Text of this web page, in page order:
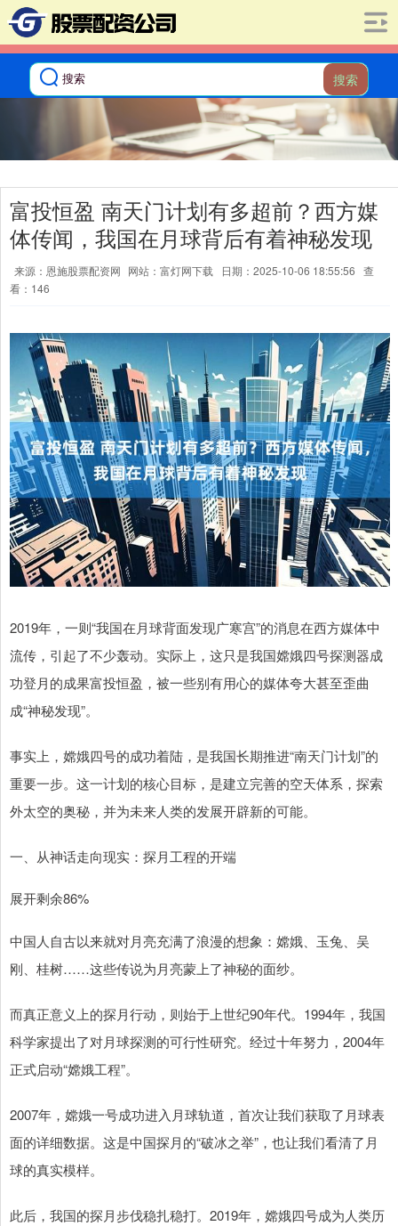
搜索
富投恒盈 南天门计划有多超前？西方媒
体传闻，我国在月球背后有着神秘发现
来源：恩施股票配资网 网站：富灯网下载 日期：2025-10-06 18:55:56 查
看：146
2019年，一则“我国在月球背面发现广寒宫”的消息在西方媒体中
流传，引起了不少轰动。实际上，这只是我国嫦娥四号探测器成
功登月的成果富投恒盈，被一些别有用心的媒体夸大甚至歪曲
成“神秘发现”。
事实上，嫦娥四号的成功着陆，是我国长期推进“南天门计划”的
重要一步。这一计划的核心目标，是建立完善的空天体系，探索
外太空的奥秘，并为未来人类的发展开辟新的可能。
一、从神话走向现实：探月工程的开端
展开剩余86%
中国人自古以来就对月亮充满了浪漫的想象：嫦娥、玉兔、吴
刚、桂树……这些传说为月亮蒙上了神秘的面纱。
而真正意义上的探月行动，则始于上世纪90年代。1994年，我国
科学家提出了对月球探测的可行性研究。经过十年努力，2004年
正式启动“嫦娥工程”。
2007年，嫦娥一号成功进入月球轨道，首次让我们获取了月球表
面的详细数据。这是中国探月的“破冰之举”，也让我们看清了月
球的真实模样。
此后，我国的探月步伐稳扎稳打。2019年，嫦娥四号成为人类历